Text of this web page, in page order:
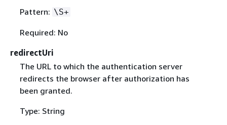
Pattern: \S+
Required: No
redirectUri
The URL to which the authentication server
redirects the browser after authorization has
been granted.
Type: String